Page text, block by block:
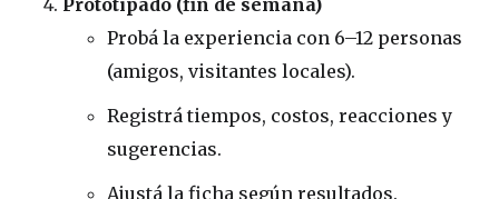
Prototipado (fin de semana)
Probá la experiencia con 6–12 personas
(amigos, visitantes locales).
Registrá tiempos, costos, reacciones y
sugerencias.
Ajustá la ficha según resultados.